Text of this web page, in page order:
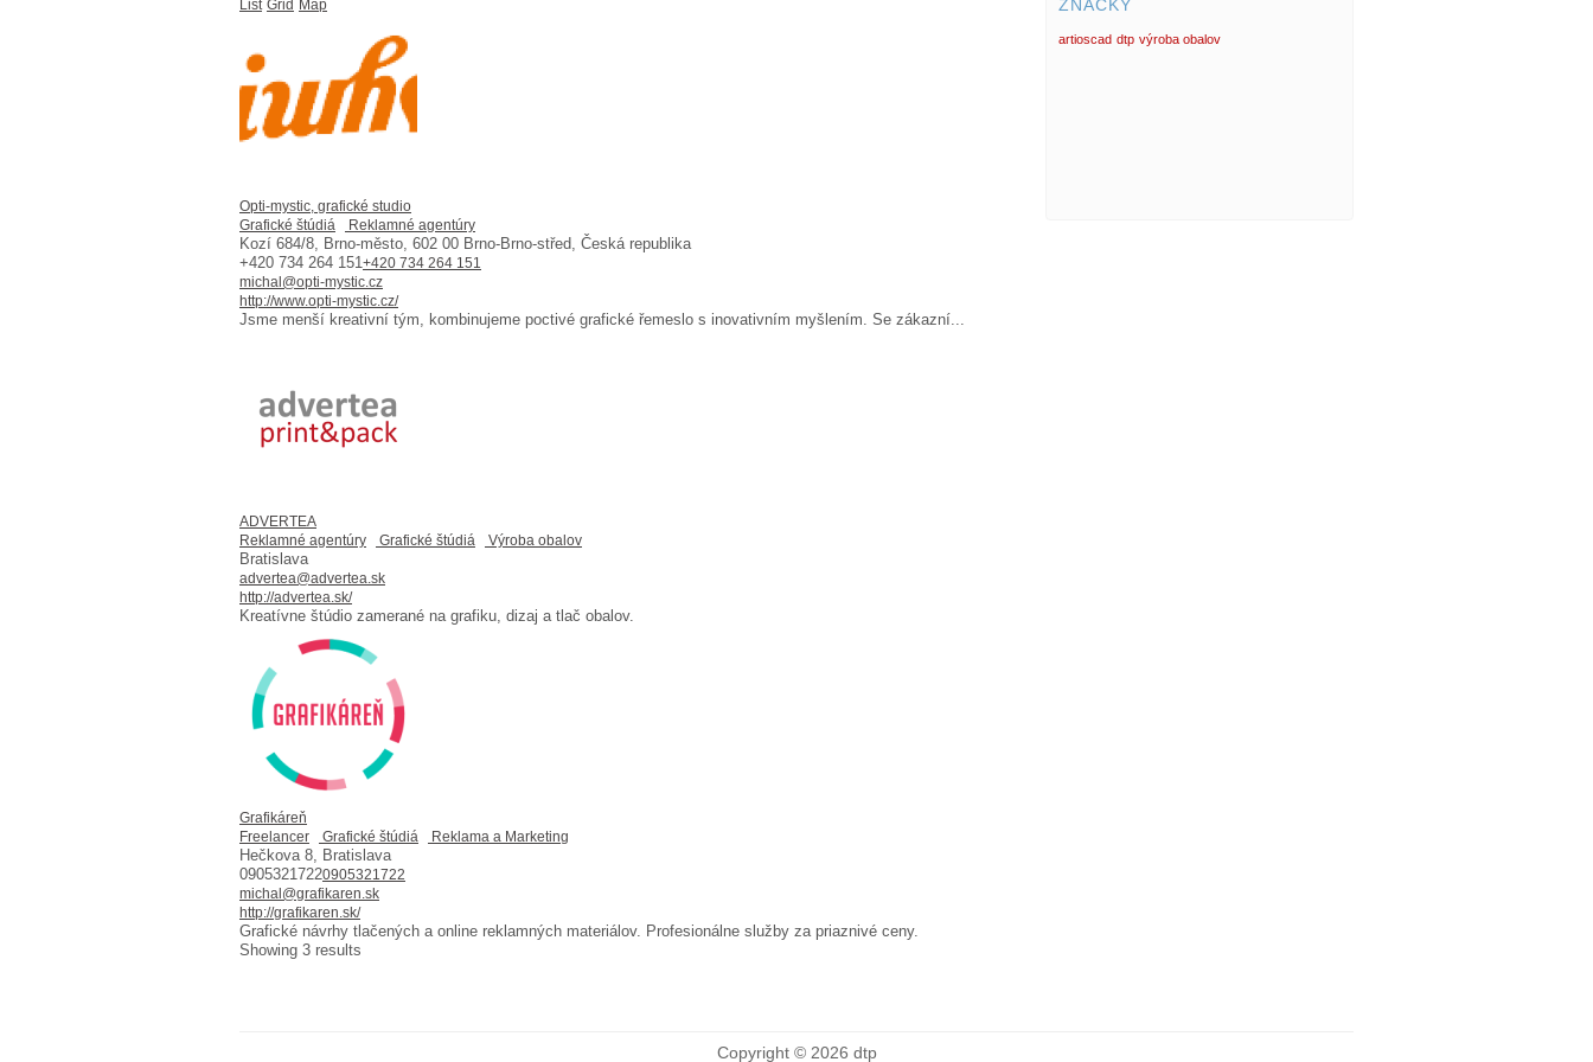
List Grid Map
Opti-mystic, grafické studio
Grafické štúdiá
Reklamné agentúry
Kozí 684/8, Brno-město, 602 00 Brno-Brno-střed, Česká republika
+420 734 264 151+420 734 264 151
michal@opti-mystic.cz
http://www.opti-mystic.cz/
Jsme menší kreativní tým, kombinujeme poctivé grafické řemeslo s inovativním myšlením. Se zákazní...
ADVERTEA
Reklamné agentúry
Grafické štúdiá Výroba obalov
Bratislava
advertea@advertea.sk
http://advertea.sk/
Kreatívne štúdio zamerané na grafiku, dizaj a tlač obalov.
Grafikáreň
Freelancer
Grafické štúdiá Reklama a Marketing
Hečkova 8, Bratislava
09053217220905321722
michal@grafikaren.sk
http://grafikaren.sk/
Grafické návrhy tlačených a online reklamných materiálov. Profesionálne služby za priaznivé ceny.
Showing 3 results
ZNAČKY
artioscad dtp výroba obalov
Copyright © 2026 dtp